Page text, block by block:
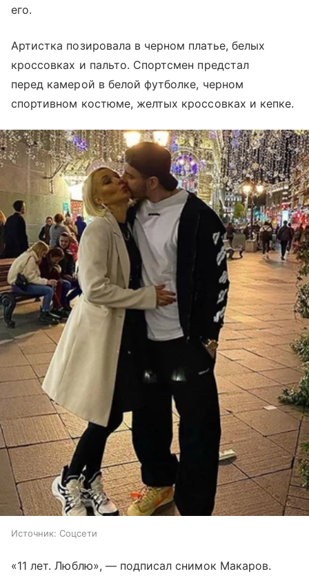
его.
Артистка позировала в черном платье, белых
кроссовках и пальто. Спортсмен предстал
перед камерой в белой футболке, черном
спортивном костюме, желтых кроссовках и кепке.
Источник: Соцсети
«11 лет. Люблю», — подписал снимок Макаров.